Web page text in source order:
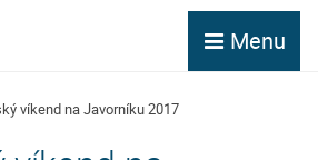
Menu
víkend na Javorníku 2017